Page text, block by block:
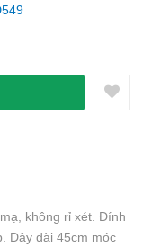
không rỉ xét. Đính
Dây dài 45cm móc